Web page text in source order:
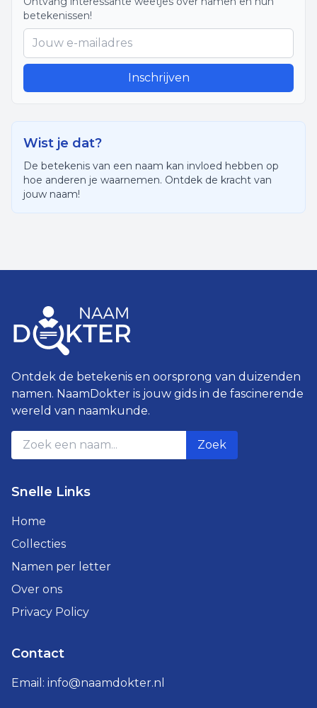
betekenissen!
Inschrijven
Wist je dat?
De betekenis van een naam kan invloed hebben op
hoe anderen je waarnemen. Ontdek de kracht van
jouw naam!
Ontdek de betekenis en oorsprong van duizenden
namen. NaamDokter is jouw gids in de fascinerende
wereld van naamkunde.
Zoek
Snelle Links
Home
Collecties
Namen per letter
Over ons
Privacy Policy
Contact
Email: info@naamdokter.nl